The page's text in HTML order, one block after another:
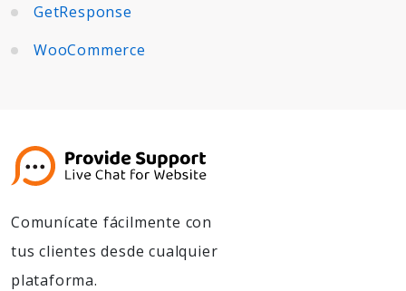
GetResponse
WooCommerce
Comunícate fácilmente con
tus clientes desde cualquier
plataforma.